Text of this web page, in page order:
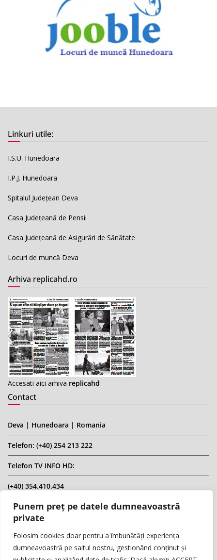
Punem preț pe datele dumneavoastră
private
Folosim cookies doar pentru a îmbunătăți experiența
dumneavoastră pe saitul nostru, gestionând conținut și
Linkuri utile:
I.S.U. Hunedoara
I.P.J. Hunedoara
Spitalul Județean Deva
Casa Județeană de Pensii
Casa Județeană de Asigurări de Sănătate
Locuri de muncă Deva
Arhiva replicahd.ro
Accesati aici arhiva replicahd
Contact
Deva | Hunedoara | Romania
Telefon: (+40) 254 213 222
Telefon TV INFO HD:
(+40) 354.410.434
Email: infohd20@gmail.com
Website: www.replicahd.ro